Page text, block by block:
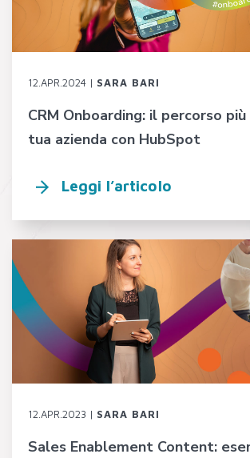
12.APR.2024 | SARA BARI
CRM Onboarding: il percorso
tua azienda con HubSpot
Leggi l’articolo
12.APR.2023 | SARA BARI
Sales Enablement Content: